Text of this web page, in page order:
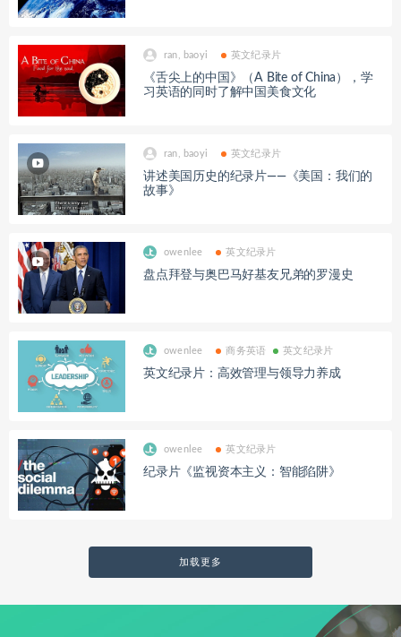
ran, baoyi 英文纪录片
《舌尖上的中国》（A Bite of China），学
习英语的同时了解中国美食文化
ran, baoyi 英文纪录片
讲述美国历史的纪录片——《美国：我们的
故事》
owenlee 英文纪录片
盘点拜登与奥巴马好基友兄弟的罗漫史
owenlee 商务英语 英文纪录片
英文纪录片：高效管理与领导力养成
owenlee 英文纪录片
纪录片《监视资本主义：智能陷阱》
加载更多